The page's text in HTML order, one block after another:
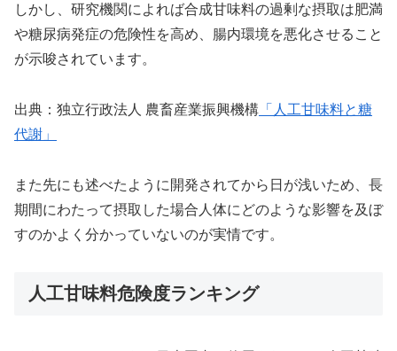
しかし、研究機関によれば合成甘味料の過剰な摂取は肥満
や糖尿病発症の危険性を高め、腸内環境を悪化させること
が示唆されています。
出典：独立行政法人 農畜産業振興機構 「人工甘味料と糖
代謝」
また先にも述べたように開発されてから日が浅いため、長
期間にわたって摂取した場合人体にどのような影響を及ぼ
すのかよく分かっていないのが実情です。
人工甘味料危険度ランキング